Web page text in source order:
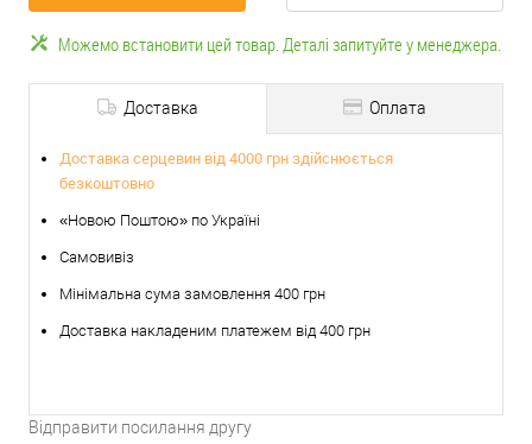
Можемо встановити цей товар. Деталі запитуйте у менеджера.
Доставка Оплата
Доставка серцевин від 4000 грн здійснюється
безкоштовно
«Новою Поштою» по Україні
Самовивіз
Мінімальна сума замовлення 400 грн
Доставка накладеним платежем від 400 грн
Відправити посилання другу